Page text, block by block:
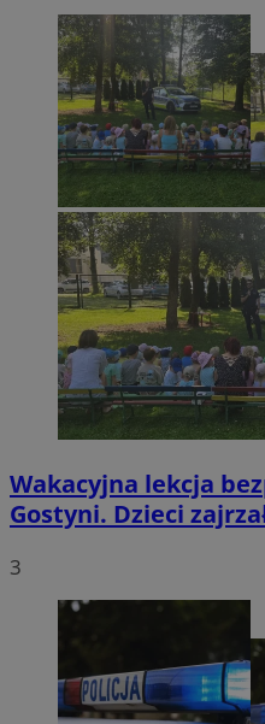
Wakacyjna lekcja
Gostyni. Dzieci
3